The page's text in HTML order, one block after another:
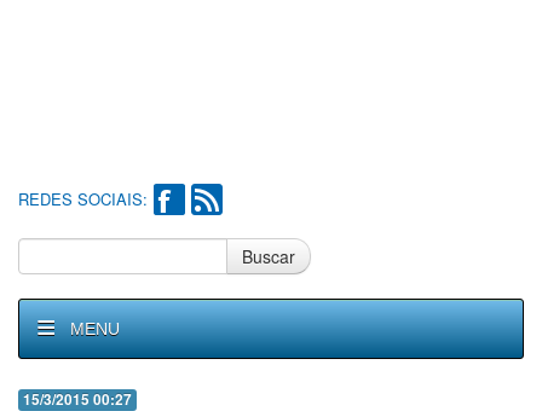
REDES SOCIAIS:
Buscar
MENU
15/3/2015 00:27